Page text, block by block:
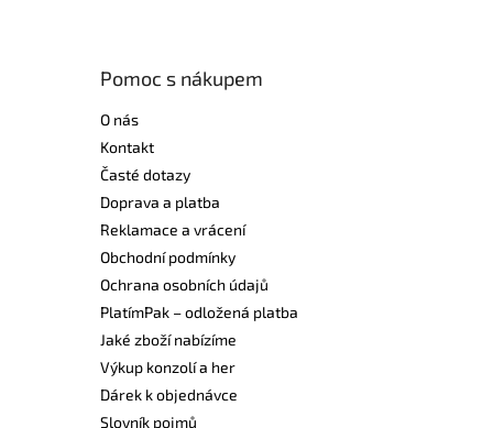
Pomoc s nákupem
O nás
Kontakt
Časté dotazy
Doprava a platba
Reklamace a vrácení
Obchodní podmínky
Ochrana osobních údajů
PlatímPak – odložená platba
Jaké zboží nabízíme
Výkup konzolí a her
Dárek k objednávce
Slovník pojmů